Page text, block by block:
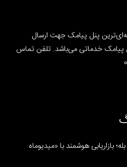
پنل پیامک جهت ارسال
پیامک خدماتی می‌باشد. تلفن تماس
بازاریابی هوشمند با «میدیوماه